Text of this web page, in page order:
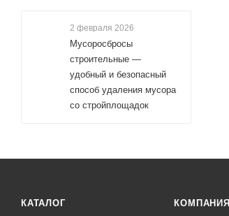
2 февраля 2026
Мусоросбросы
строительные —
удобный и безопасный
способ удаления мусора
со стройплощадок
КАТАЛОГ КОМПАНИЯ